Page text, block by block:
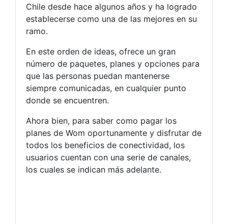
Chile desde hace algunos años y ha logrado
establecerse como una de las mejores en su
ramo.
En este orden de ideas, ofrece un gran
número de paquetes, planes y opciones para
que las personas puedan mantenerse
siempre comunicadas, en cualquier punto
donde se encuentren.
Ahora bien, para saber como pagar los
planes de Wom oportunamente y disfrutar de
todos los beneficios de conectividad, los
usuarios cuentan con una serie de canales,
los cuales se indican más adelante.